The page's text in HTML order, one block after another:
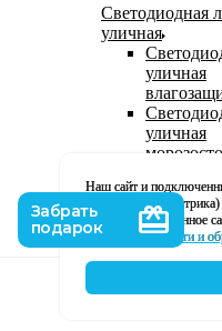
Светодиодная
уличная
уличная
уличная
220В
уличная в
Наш сайт и
числе, Яндекс
использование данное
кофиденциальности и